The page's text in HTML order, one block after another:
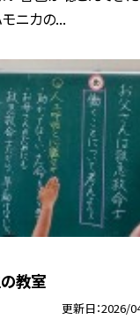
ニカの...
教室
更新日 2026/